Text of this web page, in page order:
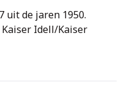
uit de jaren 1950.
Idell/Kaiser